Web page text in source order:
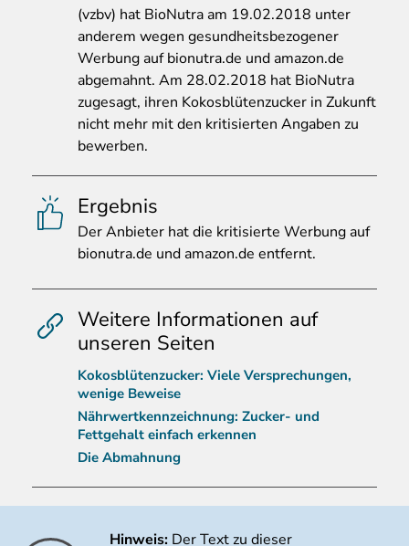
(vzbv) hat BioNutra am 19.02.2018 unter
anderem wegen gesundheitsbezogener
Werbung auf bionutra.de und amazon.de
abgemahnt. Am 28.02.2018 hat BioNutra
zugesagt, ihren Kokosblütenzucker in Zukunft
nicht mehr mit den kritisierten Angaben zu
bewerben.
Ergebnis
DerAnbieter hat die kritisierte Werbung auf
bionutra.de und amazon.de entfernt.
Weitere Informationen auf
unseren Seiten
Kokosblütenzucker: Viele Versprechungen,
wenige Beweise
Nährwertkennzeichnung: Zucker- und
Fettgehalt einfach erkennen
Die Abmahnung
Hinweis: Der Text zu dieser